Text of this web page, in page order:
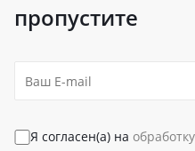
пропустите
Я согласен(а) на